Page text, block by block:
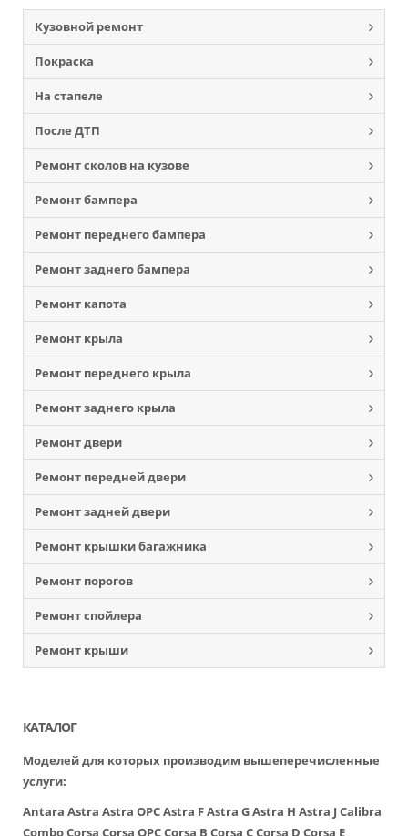
Кузовной ремонт
Покраска
На стапеле
После ДТП
Ремонт сколов на кузове
Ремонт бампера
Ремонт переднего бампера
Ремонт заднего бампера
Ремонт капота
Ремонт крыла
Ремонт переднего крыла
Ремонт заднего крыла
Ремонт двери
Ремонт передней двери
Ремонт задней двери
Ремонт крышки багажника
Ремонт порогов
Ремонт спойлера
Ремонт крыши
КАТАЛОГ
Моделей для которых производим вышеперечисленные
услуги:
Antara Astra Astra OPCAstra FAstra GAstra H Astra J Calibra
ComboCorsa Corsa OPCCorsa B Corsa CCorsa D Corsa E